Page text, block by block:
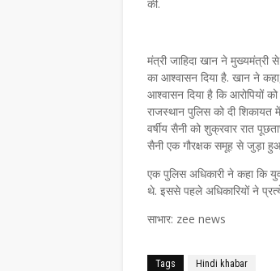
की.
मंत्री जाहिदा खान ने मुख्यमंत्री
का आश्वासन दिया है. खान ने
आश्वासन दिया है कि आरोपियों
राजस्थान पुलिस को दी शिकायत
वर्षीय सैनी को शुक्रवार रात
सैनी एक गौरक्षक समूह से जुड़ा
एक पुलिस अधिकारी ने कहा कि
थे. इससे पहले अधिकारियों ने
साभार: zee news
Tags Hindi khabar